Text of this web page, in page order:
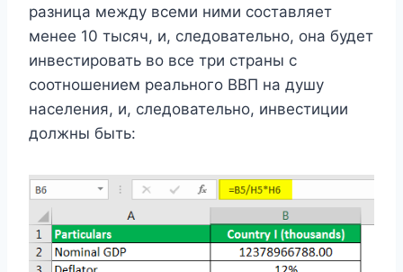
разница между всеми ними составляет
менее 10 тысяч, и, следовательно, она будет
инвестировать во все три страны с
соотношением реального ВВП на душу
населения, и, следовательно, инвестиции
должны быть: